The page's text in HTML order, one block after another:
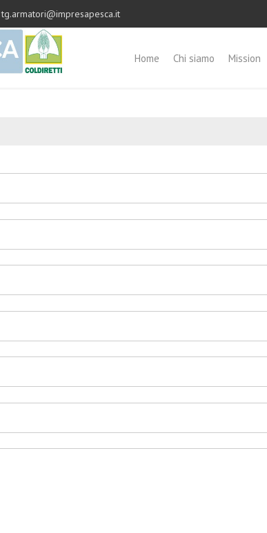
tg.armatori@impresapesca.it
Home Chi siamo Mission